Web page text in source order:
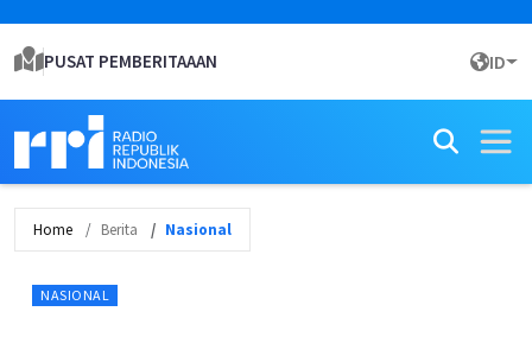
PUSAT PEMBERITAAAN ID
Home Berita Nasional
NASIONAL